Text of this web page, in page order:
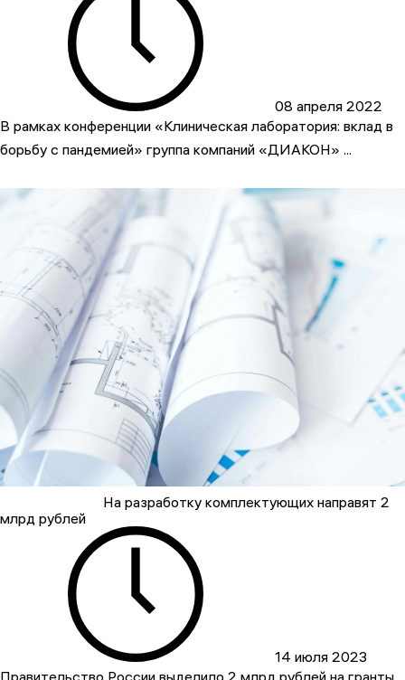
08 апреля 2022
В рамках конференции «Клиническая лаборатория: вклад в
борьбу с пандемией» группа компаний «ДИАКОН» ...
На разработку комплектующих направят 2
млрд рублей
14 июля 2023
Правительство России выделило 2 млрд рублей на гранты